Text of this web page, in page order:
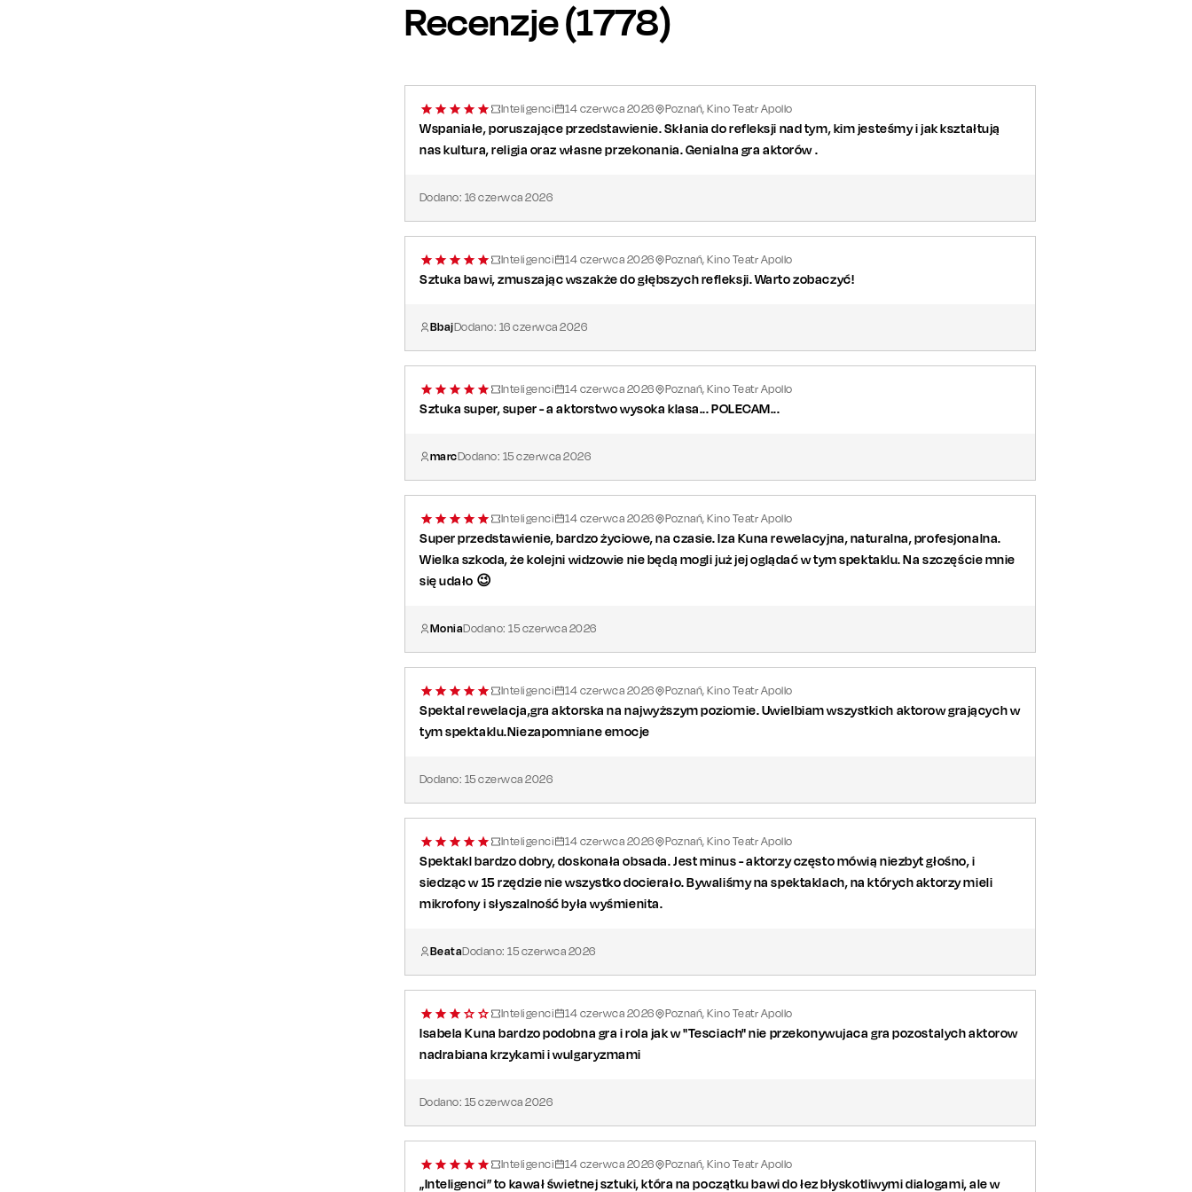
Łukasz: Jakub Jankiewicz / Piotr Zapert
Produkcja : Katarzyna Fukacz i Damian Słonina (Tito Productions)
Recenzje (1778)
Inteligenci 14 czerwca 2026 Poznań, Kino Teatr Apollo
Wspaniałe, poruszające przedstawienie. Skłania do refleksji nad tym, kim jesteśmy i jak kształtują
nas kultura, religia oraz własne przekonania. Genialna gra aktorów .
Dodano: 16 czerwca 2026
Inteligenci 14 czerwca 2026 Poznań, Kino Teatr Apollo
Sztuka bawi, zmuszając wszakże do głębszych refleksji. Warto zobaczyć!
BbajDodano: 16 czerwca 2026
Inteligenci 14 czerwca 2026 Poznań, Kino Teatr Apollo
Sztuka super, super - a aktorstwo wysoka klasa... POLECAM...
marcDodano: 15 czerwca 2026
Inteligenci 14 czerwca 2026 Poznań, Kino Teatr Apollo
Super przedstawienie, bardzo życiowe, na czasie. Iza Kuna rewelacyjna, naturalna, profesjonalna.
Wielka szkoda, że kolejni widzowie nie będą mogli już jej oglądać w tym spektaklu. Na szczęście mnie
się udało 😉
MoniaDodano:15 czerwca 2026
Inteligenci 14 czerwca 2026 Poznań, Kino Teatr Apollo
Spektal rewelacja,gra aktorska na najwyższym poziomie. Uwielbiam wszystkich aktorow grających w
tym spektaklu.Niezapomniane emocje
Dodano: 15 czerwca 2026
Inteligenci 14 czerwca 2026 Poznań, Kino Teatr Apollo
Spektakl bardzo dobry, doskonała obsada. Jest minus - aktorzy często mówią niezbyt głośno, i
siedząc w 15 rzędzie nie wszystko docierało. Bywaliśmy na spektaklach, na których aktorzy mieli
mikrofony i słyszalność była wyśmienita.
BeataDodano:15 czerwca 2026
Inteligenci 14 czerwca 2026 Poznań, Kino Teatr Apollo
Isabela Kuna bardzo podobna gra i rola jak w "Tesciach" nie przekonywujaca gra pozostalych aktorow
nadrabiana krzykami i wulgaryzmami
Dodano: 15 czerwca 2026
Inteligenci 14 czerwca 2026 Poznań, Kino Teatr Apollo
„Inteligenci” to kawał świetnej sztuki, która na początku bawi do łez błyskotliwymi dialogami, ale w